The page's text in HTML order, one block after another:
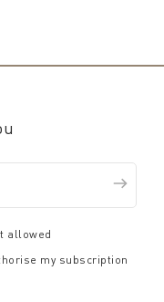
primo oggetto che
dedicata.
aperta, con lo
e divertenti, sono
per entrare: tutti i
antiscivolo, per
allowed
my subscription